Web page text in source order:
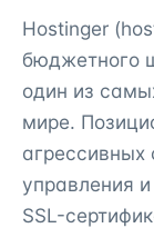
Hostinger
бюджетного
один из
мире.
агрессивных
управления
SSL-